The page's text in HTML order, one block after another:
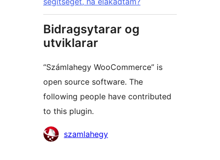
Bidragsytarar og
utviklarar
“Számlahegy WooCommerce” is
open source software. The
following people have contributed
to this plugin.
Contributors
szamlahegy